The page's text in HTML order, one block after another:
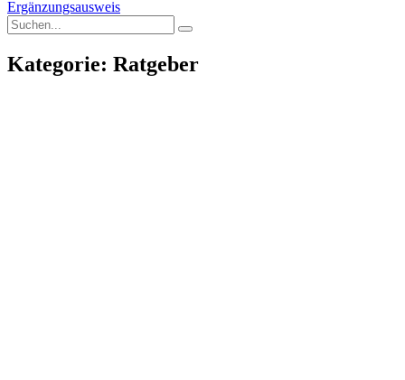
Ergänzungsausweis
Kategorie: Ratgeber